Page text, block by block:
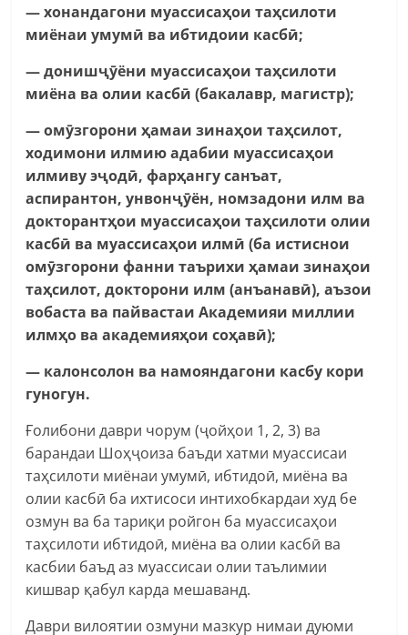
— хонандагони муассисаҳои таҳсилоти
миёнаи умумӣ ва ибтидоии касбӣ;
— донишҷӯёни муассисаҳои таҳсилоти
миёна ва олии касбӣ (бакалавр, магистр);
— омӯзгорони ҳамаи зинаҳои таҳсилот,
ходимони илмию адабии муассисаҳои
илмиву эҷодӣ, фарҳангу санъат,
аспирантон, унвонҷӯён, номзадони илм ва
докторантҳои муассисаҳои таҳсилоти олии
касбӣ ва муассисаҳои илмӣ (ба истиснои
омӯзгорони фанни таърихи ҳамаи зинаҳои
таҳсилот, докторони илм (анъанавӣ), аъзои
вобаста ва пайвастаи Академияи миллии
илмҳо ва академияҳои соҳавӣ);
— калонсолон ва намояндагони касбу кори
гуногун.
Ғолибони даври чорум (ҷойҳои 1, 2, 3) ва
барандаи Шоҳҷоиза баъди хатми муассисаи
таҳсилоти миёнаи умумӣ, ибтидоӣ, миёна ва
олии касбӣ ба ихтисоси интихобкардаи худ бе
озмун ва ба тариқи ройгон ба муассисаҳои
таҳсилоти ибтидоӣ, миёна ва олии касбӣ ва
касбии баъд аз муассисаи олии таълимии
кишвар қабул карда мешаванд.
Даври вилоятии озмуни мазкур нимаи дуюми